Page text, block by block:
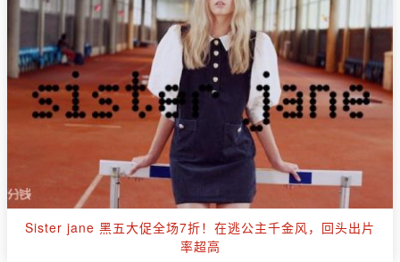
Sister jane 黑五大促全场7折！在逃公主千金风，回头出片
率超高